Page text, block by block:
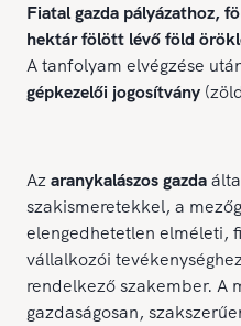
Fiatal gazda pályázathoz,
hektár fölött lévő föld
A tanfolyam elvégzése
gépkezelői jogosítvány
Azaranykalászos gazda
szakismeretekkel, a
elengedhetetlen elméleti,
vállalkozói
rendelkező szakember. A
gazdaságosan,